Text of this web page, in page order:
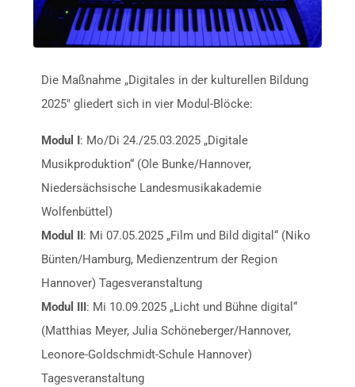
Die Maßnahme „Digitales in der kulturellen Bildung
2025″ gliedert sich in vier Modul-Blöcke:
Modul I: Mo/Di 24./25.03.2025 „Digitale
Musikproduktion“ (Ole Bunke/Hannover,
Niedersächsische Landesmusikakademie
Wolfenbüttel)
Modul II: Mi 07.05.2025 „Film und Bild digital“ (Niko
Bünten/Hamburg, Medienzentrum der Region
Hannover) Tagesveranstaltung
Modul III: Mi 10.09.2025 „Licht und Bühne digital“
(Matthias Meyer, Julia Schöneberger/Hannover,
Leonore-Goldschmidt-Schule Hannover)
Tagesveranstaltung